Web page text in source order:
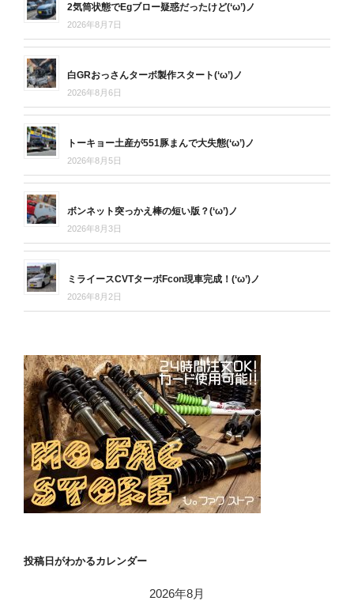
2気筒状態でEgブロー疑惑だったけど(‘ω’)ノ
2026年8月7日
白GRおっさんターボ製作スタート(‘ω’)ノ
2026年8月6日
トーキョー土産が551豚まんで大失態(‘ω’)ノ
2026年8月5日
ボンネット突っかえ棒の短い版？(‘ω’)ノ
2026年8月3日
ミライースCVTターボFcon現車完成！(‘ω’)ノ
2026年8月2日
投稿日がわかるカレンダー
2026年8月